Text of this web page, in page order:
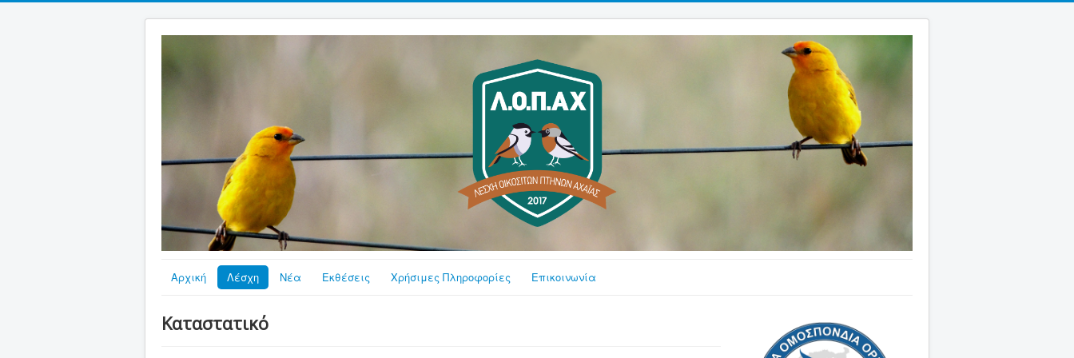
Αρχική Λέσχη Νέα Εκθέσεις Χρήσιμες Πληροφορίες Επικοινωνία
Καταστατικό